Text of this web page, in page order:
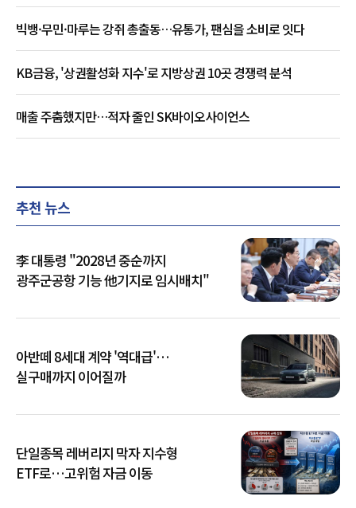
빅뱅·무민·마루는 강쥐 총출동…유통가, 팬심을 소비로 잇다
KB금융, '상권활성화 지수'로 지방상권 10곳 경쟁력 분석
매출 주춤했지만…적자 줄인 SK바이오사이언스
추천 뉴스
李 대통령 "2028년 중순까지
광주군공항 기능 他기지로 임시배치"
아반떼 8세대 계약 '역대급'…
실구매까지 이어질까
단일종목 레버리지 막자 지수형
ETF로…고위험 자금 이동